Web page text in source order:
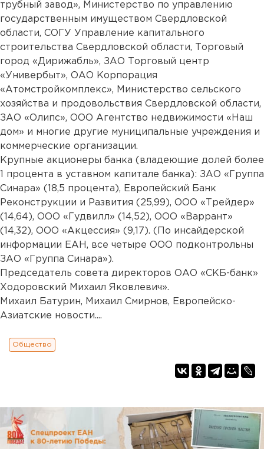
трубный завод», Министерство по управлению
государственным имуществом Свердловской
области, СОГУ Управление капитального
строительства Свердловской области, Торговый
город «Дирижабль», ЗАО Торговый центр
«Универбыт», ОАО Корпорация
«Атомстройкомплекс», Министерство сельского
хозяйства и продовольствия Свердловской области,
ЗАО «Олипс», ООО Агентство недвижимости «Наш
дом» и многие другие муниципальные учреждения и
коммерческие организации.
Крупные акционеры банка (владеющие долей более
1 процента в уставном капитале банка): ЗАО «Группа
Синара» (18,5 процента), Европейский Банк
Реконструкции и Развития (25,99), ООО «Трейдер»
(14,64), ООО «Гудвилл» (14,52), ООО «Варрант»
(14,32), ООО «Акцессия» (9,17). (По инсайдерской
информации ЕАН, все четыре ООО подконтрольны
ЗАО «Группа Синара»).
Председатель совета директоров ОАО «СКБ-банк»
Ходоровский Михаил Яковлевич».
Михаил Батурин, Михаил Смирнов, Европейско-
Азиатские новости....
Общество